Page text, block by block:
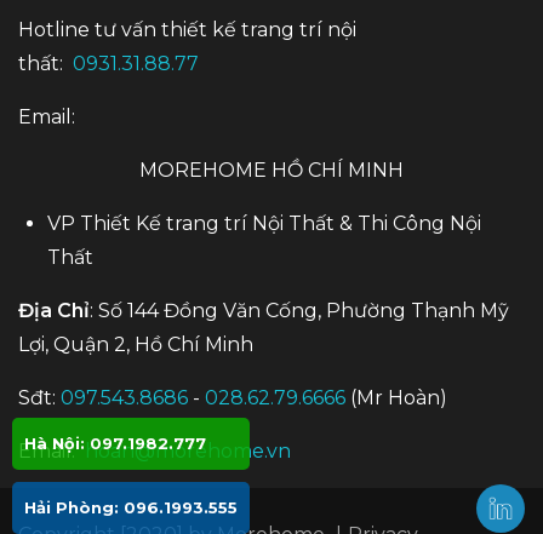
Hà Nội: 097.1982.777
Hải Phòng: 096.1993.555
Hotline tư vấn thiết kế trang trí nội
thất: 0931.31.88.77
Email:
MOREHOME HỒ CHÍ MINH
VP Thiết Kế trang trí Nội Thất & Thi Công Nội
Thất
Địa Chỉ: Số 144 Đồng Văn Cống, Phường Thạnh Mỹ
Lợi, Quận 2, Hồ Chí Minh
Sđt: 097.543.8686 - 028.62.79.6666 (Mr Hoàn)
Email: hoan@morehome.vn